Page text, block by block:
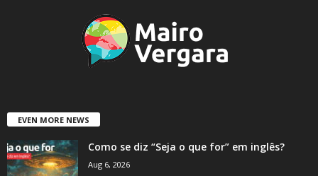
EVEN MORE NEWS
Como se diz “Seja o que for” em inglês?
Aug 6, 2026